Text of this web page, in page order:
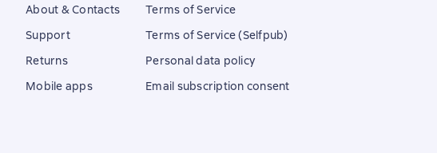
About & Contacts
Support
Returns
Mobile apps
Terms of Service
Terms of Service (Selfpub)
Personal data policy
Email subscription consent